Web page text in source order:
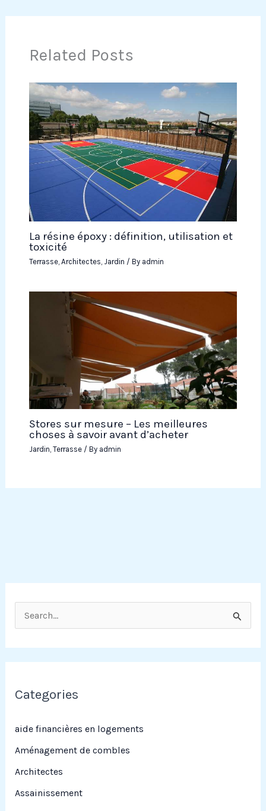
e
c
c
Categories
aide financières en logements
Aménagement de combles
Architectes
Assainissement
Related Posts
La résine époxy : définition, utilisation et
toxicité
Terrasse, Architectes, Jardin / By admin
Stores sur mesure – Les meilleures
choses à savoir avant d’acheter
Jardin, Terrasse/ By admin